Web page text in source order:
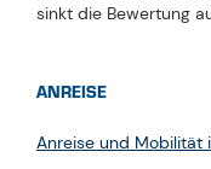
sinkt die Bewertung
ANREISE
Anreise und Mobilität